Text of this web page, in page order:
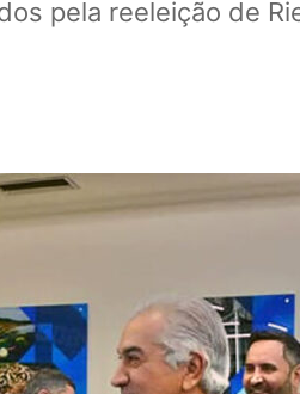
pela reeleição de